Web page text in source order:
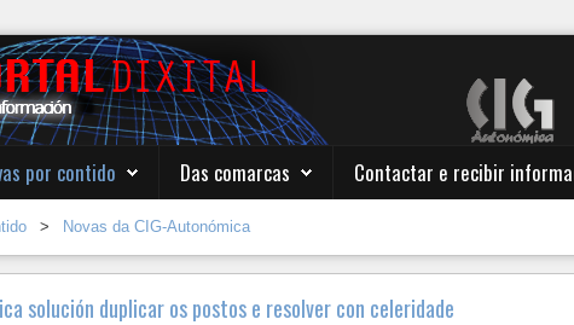
por contido Das comarcas Contactar e recibir
> Novas da CIG-Autonómica
solución duplicar os postos e resolver con celeridade